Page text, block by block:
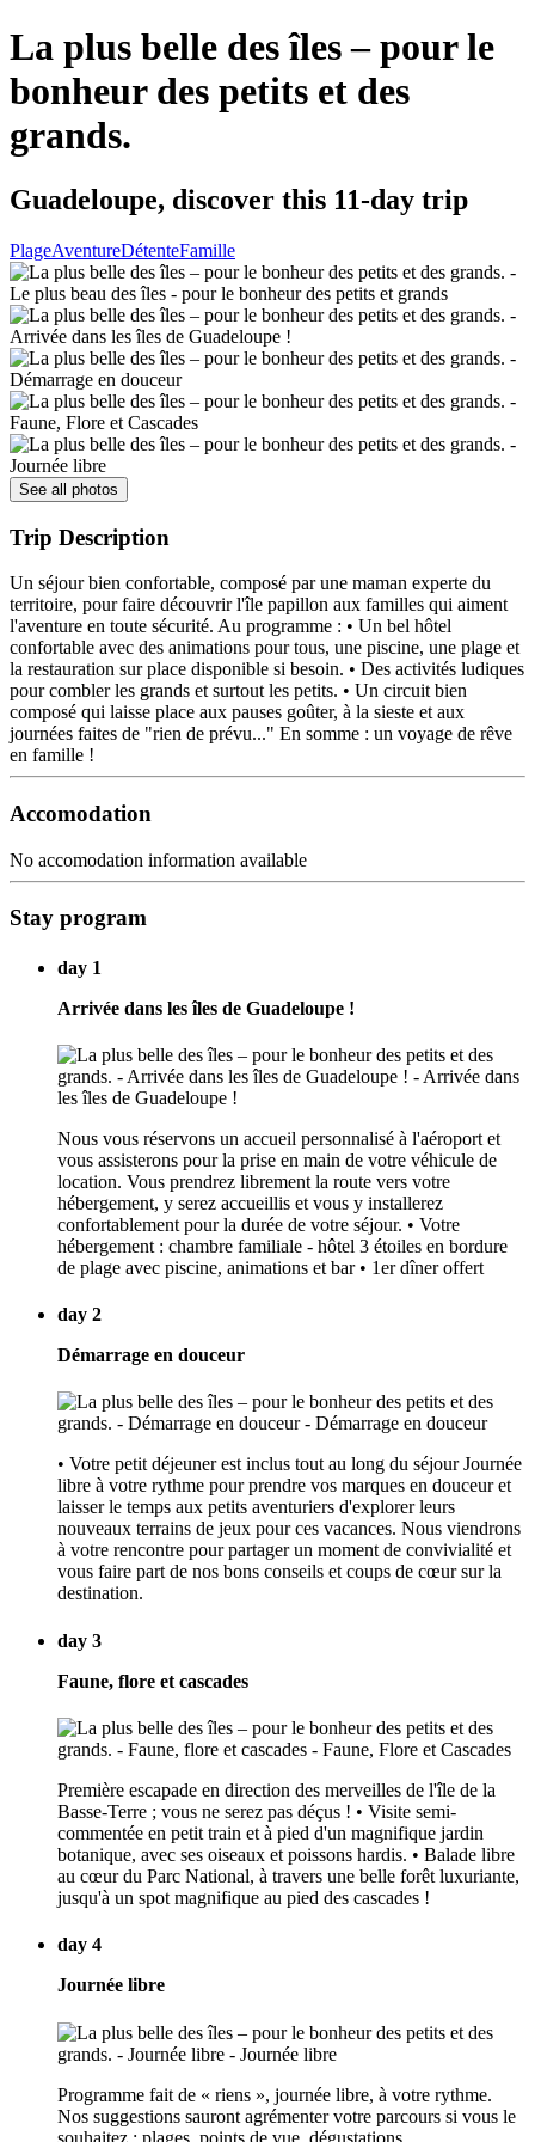
La plus belle des îles – pour le
bonheur des petits et des
grands.
Guadeloupe, discover this 11-day trip
PlageAventureDétenteFamille
See all photos
Trip Description
Un séjour bien confortable, composé par une maman experte du
territoire, pour faire découvrir l'île papillon aux familles qui aiment
l'aventure en toute sécurité. Au programme : • Un bel hôtel
confortable avec des animations pour tous, une piscine, une plage et
la restauration sur place disponible si besoin. • Des activités ludiques
pour combler les grands et surtout les petits. • Un circuit bien
composé qui laisse place aux pauses goûter, à la sieste et aux
journées faites de "rien de prévu..." En somme : un voyage de rêve
en famille !
Accomodation
No accomodation information available
Stay program
day 1
Arrivée dans les îles de Guadeloupe !
Nous vous réservons un accueil personnalisé à l'aéroport et
vous assisterons pour la prise en main de votre véhicule de
location. Vous prendrez librement la route vers votre
hébergement, y serez accueillis et vous y installerez
confortablement pour la durée de votre séjour. • Votre
hébergement : chambre familiale - hôtel 3 étoiles en bordure
de plage avec piscine, animations et bar • 1er dîner offert
day 2
Démarrage en douceur
• Votre petit déjeuner est inclus tout au long du séjour Journée
libre à votre rythme pour prendre vos marques en douceur et
laisser le temps aux petits aventuriers d'explorer leurs
nouveaux terrains de jeux pour ces vacances. Nous viendrons
à votre rencontre pour partager un moment de convivialité et
vous faire part de nos bons conseils et coups de cœur sur la
destination.
day 3
Faune, flore et cascades
Première escapade en direction des merveilles de l'île de la
Basse-Terre ; vous ne serez pas déçus ! • Visite semi-
commentée en petit train et à pied d'un magnifique jardin
botanique, avec ses oiseaux et poissons hardis. • Balade libre
au cœur du Parc National, à travers une belle forêt luxuriante,
jusqu'à un spot magnifique au pied des cascades !
day 4
Journée libre
Programme fait de « riens », journée libre, à votre rythme.
Nos suggestions sauront agrémenter votre parcours si vous le
souhaitez : plages, points de vue, dégustations...